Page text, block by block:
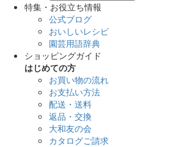
特集・お役立ち情報
公式ブログ
おいしいレシピ
園芸用語辞典
ショッピングガイド
はじめての方
お買い物の流れ
お支払い方法
配送・送料
返品・交換
大和友の会
カタログご請求